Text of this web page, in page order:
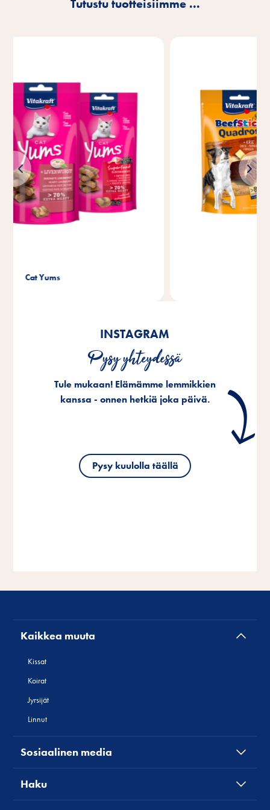
Tutustu tuotteisiimme ...
INSTAGRAM
Pysy yhteydessä
Tule mukaan! Elämämme lemmikkien
kanssa - onnen hetkiä joka päivä.
Pysy kuulolla täällä
Kaikkea muuta
Kissat
Koirat
Jyrsijät
Linnut
Sosiaalinen media
Haku